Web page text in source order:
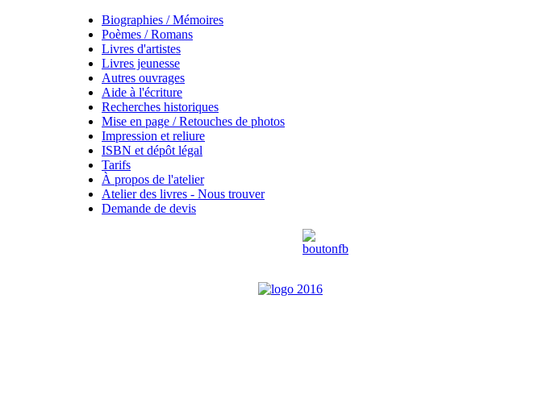
Biographies / Mémoires
Poèmes / Romans
Livres d'artistes
Livres jeunesse
Autres ouvrages
Aide à l'écriture
Recherches historiques
Mise en page / Retouches de photos
Impression et reliure
ISBN et dépôt légal
Tarifs
À propos de l'atelier
Atelier des livres - Nous trouver
Demande de devis